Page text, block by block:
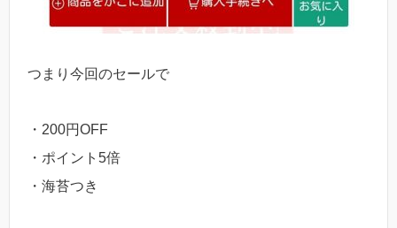
つまり今回のセールで
・200円OFF
・ポイント5倍
・海苔つき